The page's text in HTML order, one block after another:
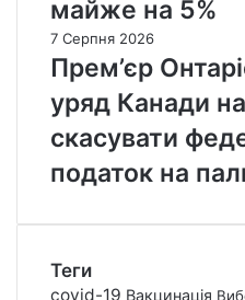
майже на 5%
7 Серпня 2026
Прем’єр
уряд Канади
скасувати
податок на
Теги
covid-19 Вакцинація